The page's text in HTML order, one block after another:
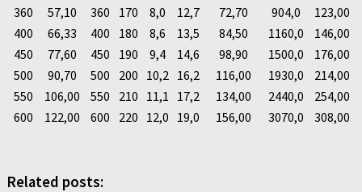
360
57,10 360 170 8,0 12,7 72,70 904,0
123,00
400
66,33 400 180 8,6 13,5 84,50 1160,0
146,00
450
77,60 450 190 9,4 14,6 98,90 1500,0
176,00
500
90,70 500 200 10,2 16,2 116,00 1930,0
214,00
550
106,00 550 210 11,1 17,2 134,00 2440,0
254,00
600
122,00 600 220 12,0 19,0 156,00 3070,0 308,00
Related posts: